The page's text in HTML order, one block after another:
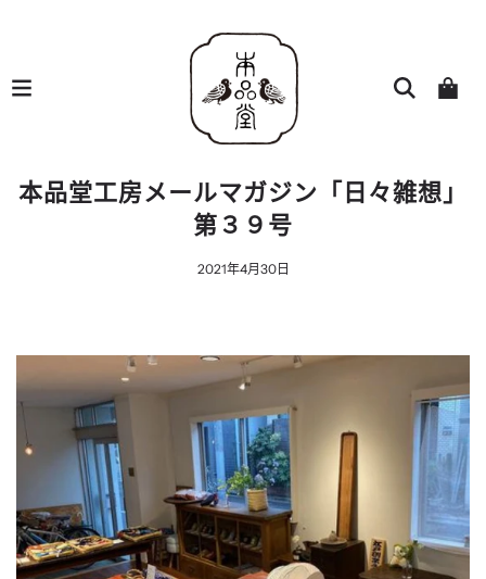
本品堂工房メールマガジン「日々雑想」
第３９号
2021年4月30日